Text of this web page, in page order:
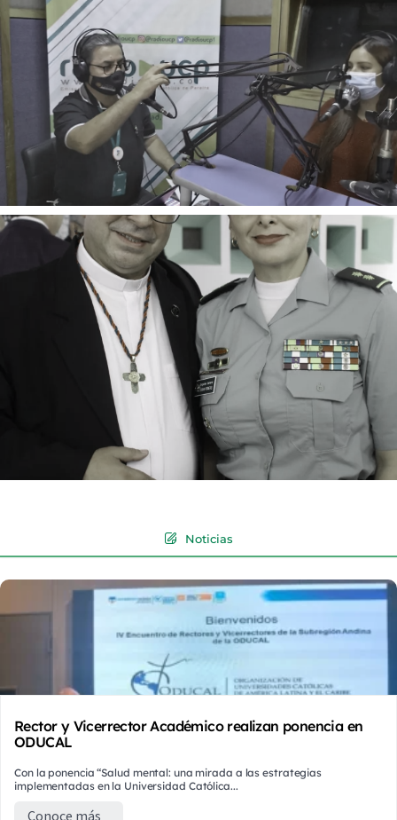
Noticias
Rector y Vicerrector Académico realizan ponencia en
ODUCAL
Con la ponencia “Salud mental: una mirada a las estrategias
implementadas en la Universidad Católica...
Conoce más